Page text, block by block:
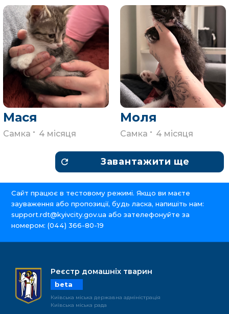
Мася
Самка . 4 місяця
Моля
Самка . 4 місяця
Завантажити ще
Сайт працює в тестовому режимі. Якщо ви маєте
зауваження або пропозиції, будь ласка, напишіть нам:
support.rdt@kyivcity.gov.ua або зателефонуйте за
номером: (044) 366-80-19
Реєстр домашніх тварин
beta
Київська міська державна адміністрація
Київська міська рада